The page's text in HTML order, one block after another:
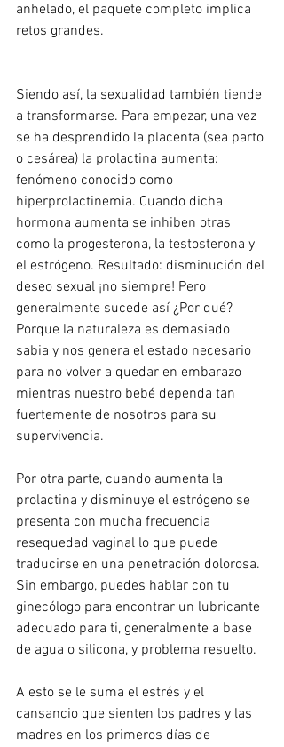
anhelado, el paquete completo implica
retos grandes.
Siendo así, la sexualidad también tiende
a transformarse. Para empezar, una vez
se ha desprendido la placenta (sea parto
o cesárea) la prolactina aumenta:
fenómeno conocido como
hiperprolactinemia. Cuando dicha
hormona aumenta se inhiben otras
como la progesterona, la testosterona y
el estrógeno. Resultado: disminución del
deseo sexual ¡no siempre! Pero
generalmente sucede así ¿Por qué?
Porque la naturaleza es demasiado
sabia y nos genera el estado necesario
para no volver a quedar en embarazo
mientras nuestro bebé dependa tan
fuertemente de nosotros para su
supervivencia.
Por otra parte, cuando aumenta la
prolactina y disminuye el estrógeno se
presenta con mucha frecuencia
resequedad vaginal lo que puede
traducirse en una penetración dolorosa.
Sin embargo, puedes hablar con tu
ginecólogo para encontrar un lubricante
adecuado para ti, generalmente a base
de agua o silicona, y problema resuelto.
A esto se le suma el estrés y el
cansancio que sienten los padres y las
madres en los primeros días de